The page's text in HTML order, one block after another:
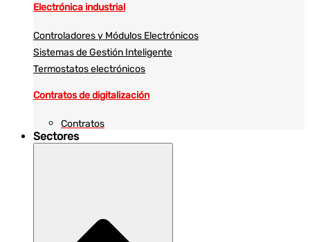
Electrónica industrial
Controladores y Módulos Electrónicos
Sistemas de Gestión Inteligente
Termostatos electrónicos
Contratos de digitalización
Contratos
Sectores